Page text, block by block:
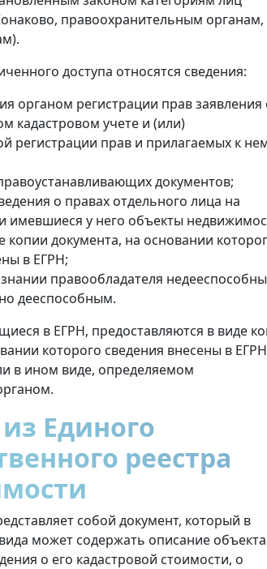
правоохранительным органам,
доступа относятся сведения:
органом регистрации прав заявления
кадастровом учете и (или)
регистрации прав и прилагаемых к
документов;
о правах отдельного лица на
имевшиеся у него объекты
копии документа, на основании
в ЕГРН;
правообладателя
дееспособным.
в ЕГРН, предоставляются в виде
которого сведения внесены в
в ином виде, определяемом
Единого
реестра
собой документ, который в
может содержать описание объекта
о его кадастровой стоимости, о